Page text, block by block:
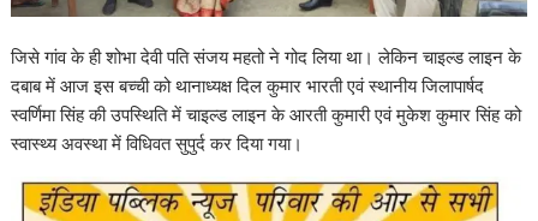
जिसे गांव के ही शोभा देवी पति संजय महतो ने गोद लिया था। लेकिन चाइल्ड लाइन के
दबाब में आज इस बच्ची को थानाध्यक्ष दिल कुमार भारती एवं स्थानीय जिलापार्षद
स्वर्णिमा सिंह की उपस्थिति में चाइल्ड लाइन के आरती कुमारी एवं मुकेश कुमार सिंह को
स्वास्थ्य अवस्था में विधिवत सुपुर्द कर दिया गया।